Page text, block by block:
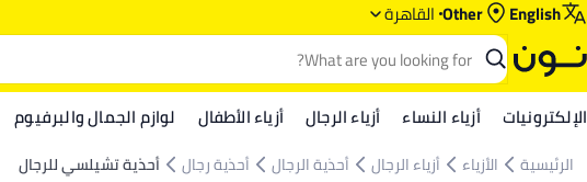
English
Other القاهرة
الإلكترونيات أزياء النساء أزياء الرجال أزياء الأطفال لوازم الجمال والبرفيوم
الرئيسية الأزياء أزياء الرجال أحذية الرجال أحذية رجال أحذية تشيلسي للرجال